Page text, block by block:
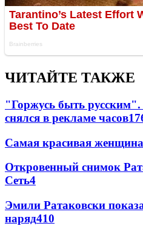
ЧИТАЙТЕ ТАКЖЕ
"Горжусь быть
снялся в рекламе часов
Самая красивая женщина
Откровенный снимок
Сеть4
Эмили Ратаковски
наряд410